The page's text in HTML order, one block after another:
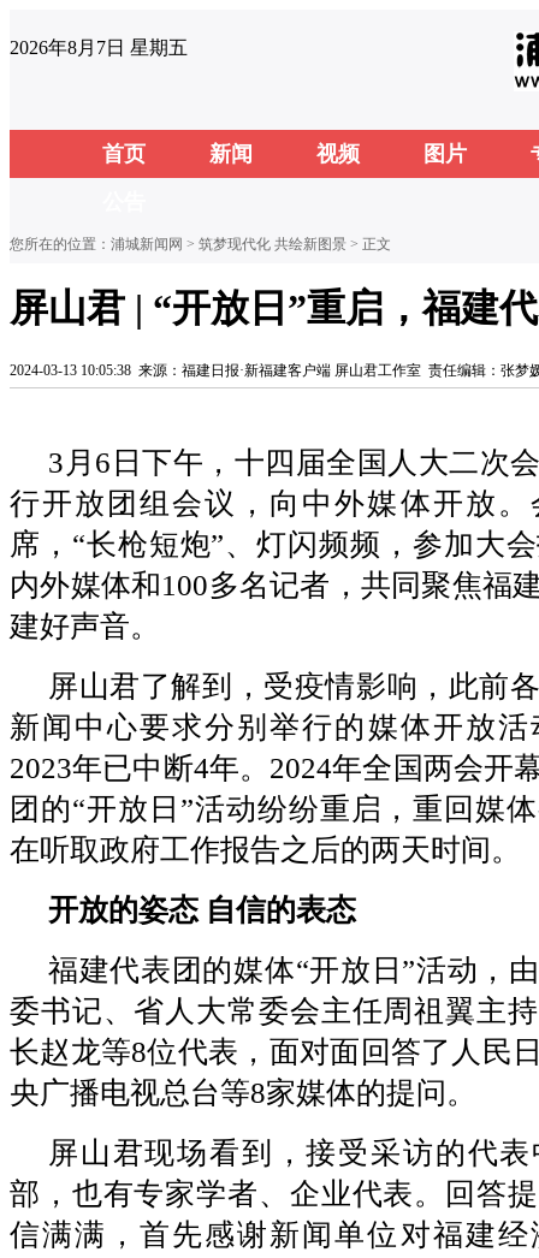
2026年8月7日 星期五
首页 新闻 视频 图片
您所在的位置： 浦城新闻网 > 筑梦现代化 共绘新图景 > 正文
屏山君 | “开放日”重启，福建
2024-03-13 10:05:38 来源：福建日报·新福建客户端 屏山君工作室 责任编辑：张梦
3月6日下午，十四届全国人大二次
行开放团组会议，向中外媒体开放
席，“长枪短炮”、灯闪频频，参加大
内外媒体和100多名记者，共同聚焦福
建好声音。
屏山君了解到，受疫情影响，此前
新闻中心要求分别举行的媒体开放活
2023年已中断4年。2024年全国两会开
团的“开放日”活动纷纷重启，重回媒
在听取政府工作报告之后的两天时间。
开放的姿态 自信的表态
福建代表团的媒体“开放日”活动，
委书记、省人大常委会主任周祖翼主
长赵龙等8位代表，面对面回答了人民
央广播电视总台等8家媒体的提问。
屏山君现场看到，接受采访的代
部，也有专家学者、企业代表。回答
信满满，首先感谢新闻单位对福建